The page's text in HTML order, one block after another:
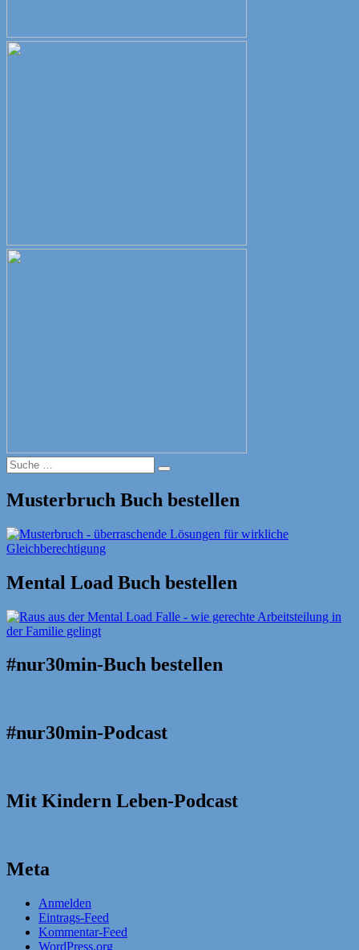
Suche
nach:
Suche
Musterbruch Buch bestellen
Mental Load Buch bestellen
#nur30min-Buch bestellen
#nur30min-Podcast
Mit Kindern Leben-Podcast
Meta
Anmelden
Eintrags-Feed
Kommentar-Feed
WordPress.org